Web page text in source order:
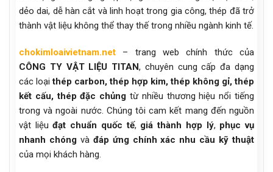
dẻo dai, dễ hàn cắt và linh hoạt trong gia công, thép đã trở
thành vật liệu không thể thay thế trong nhiều ngành kinh tế.
chokimloaivietnam.net – trang web chính thức của
CÔNG TY VẬT LIỆU TITAN, chuyên cung cấp đa dạng
các loạithép carbon, thép hợp kim, thép không gỉ, thép
kết cấu, thép đặc chủng từ nhiều thương hiệu nổi tiếng
trong và ngoài nước. Chúng tôi cam kết mang đến nguồn
vật liệuđạt chuẩn quốc tế, giá thành hợp lý, phục vụ
nhanh chóngvà đáp ứng chính xác nhu cầu kỹ thuật
của mọi khách hàng.